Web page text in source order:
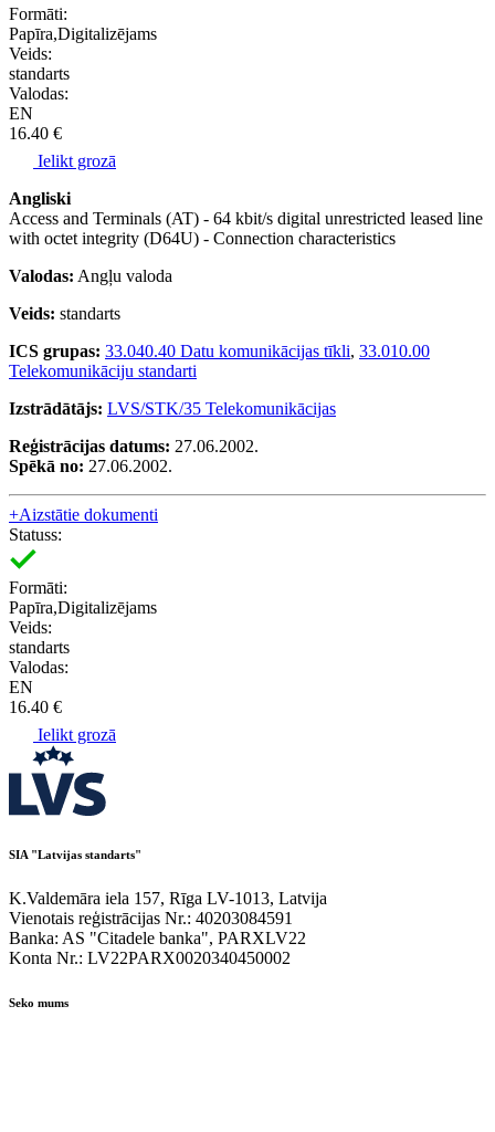
Formāti:
Papīra,Digitalizējams
Veids:
standarts
Valodas:
EN
16.40 €
Ielikt grozā
Angliski
Access and Terminals (AT) - 64 kbit/s digital unrestricted leased line
with octet integrity (D64U) - Connection characteristics
Valodas: Angļu valoda
Veids: standarts
ICS grupas: 33.040.40 Datu komunikācijas tīkli, 33.010.00
Telekomunikāciju standarti
Izstrādātājs: LVS/STK/35 Telekomunikācijas
Reģistrācijas datums: 27.06.2002.
Spēkā no: 27.06.2002.
+Aizstātie dokumenti
Statuss:
Formāti:
Papīra,Digitalizējams
Veids:
standarts
Valodas:
EN
16.40 €
Ielikt grozā
SIA "Latvijas standarts"
K.Valdemāra iela 157, Rīga LV-1013, Latvija
Vienotais reģistrācijas Nr.: 40203084591
Banka: AS "Citadele banka", PARXLV22
Konta Nr.: LV22PARX0020340450002
Seko mums